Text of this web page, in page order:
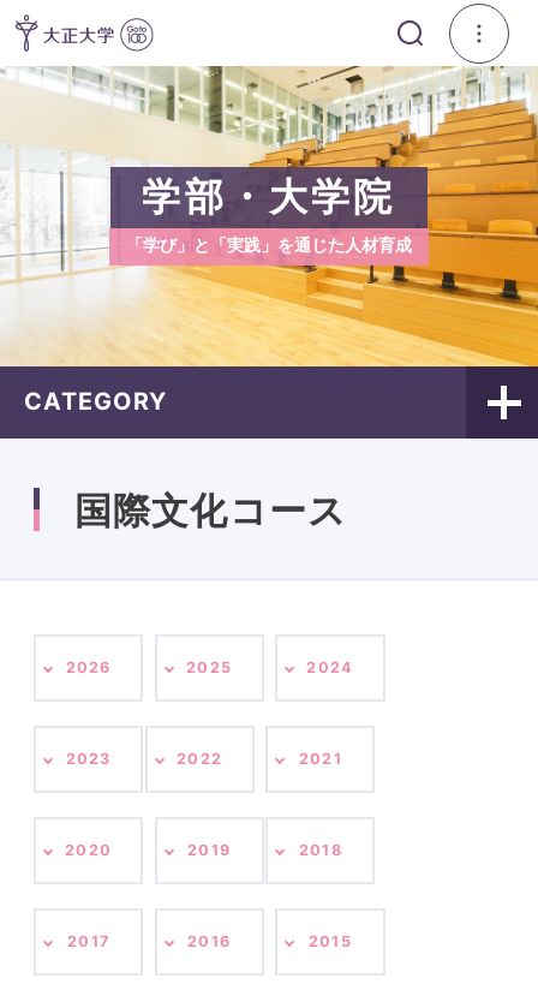
学部・大学院
「学び」と「実践」を通じた人材育成
CATEGORY
国際文化コース
2026 2025 2024
2023 2022 2021
2020 2019 2018
2017 2016 2015